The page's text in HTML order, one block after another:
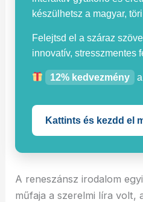
készülhetsz a magyar,
Felejtsd el a száraz
innovatív, stresszmentes
12% kedvezmény a
Kattints és kezdd el
A reneszánsz irodalom
műfaja a szerelmi líra volt,